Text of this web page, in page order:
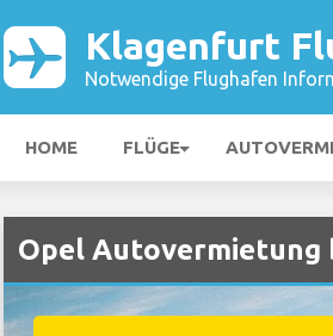
Klagenfurt
Notwendige Flughafen
HOME FLÜGE
Opel